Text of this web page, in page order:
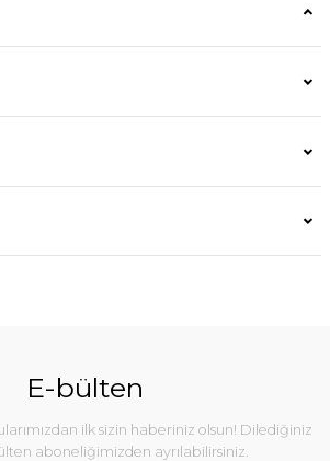
E-bülten
ilk sizin haberiniz olsun! Dilediğiniz
aboneliğimizden ayrılabilirsiniz.